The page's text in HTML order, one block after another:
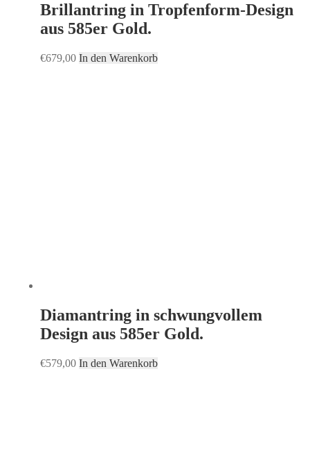
Brillantring in Tropfenform-Design
aus 585er Gold.
€679,00 In den Warenkorb
Diamantring in schwungvollem
Design aus 585er Gold.
€579,00 In den Warenkorb